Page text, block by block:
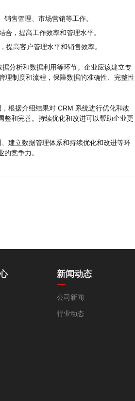
售管理、市场营销等工作。
，提高工作效率和管理水平。
高客户管理水平和销售效率。
分析和数据利用等环节。企业应该建立专
理制度和流程，保障数据的准确性、完整性
根据介绍结果对 CRM 系统进行优化和改
和完善。持续优化和改进可以帮助企业更
建立数据管理体系和持续优化和改进等环
竞争力。
新闻动态
公司新闻
行业动态